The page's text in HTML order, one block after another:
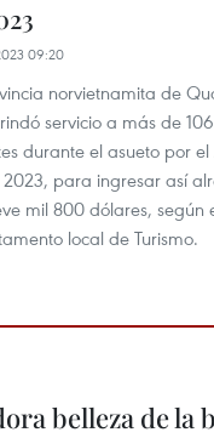
09:20
norvietnamita de
servicio a más de
durante el asueto por el
2023, para ingresar así
mil 800 dólares, según
local de Turismo.
belleza de la